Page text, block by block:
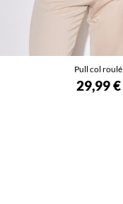
Pull col roulé
29,99 €